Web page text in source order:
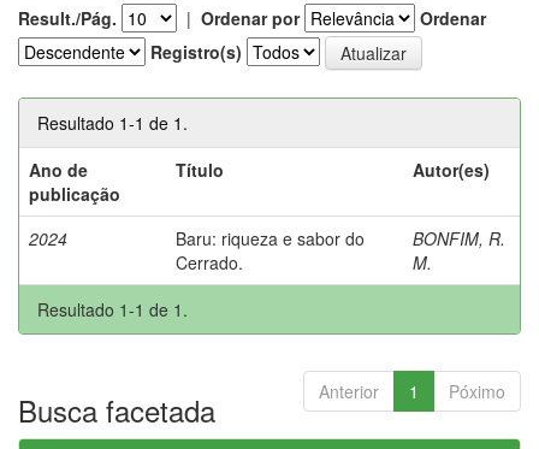
Result./Pág. | Ordenar por
Ordenar
Registro(s)
Resultado 1-1 de 1.
Ano de
publicação
Título Autor(es)
2024
Baru: riqueza e sabor do
Cerrado.
BONFIM, R.
M.
Resultado 1-1 de 1.
Anterior 1 Póximo
Busca facetada